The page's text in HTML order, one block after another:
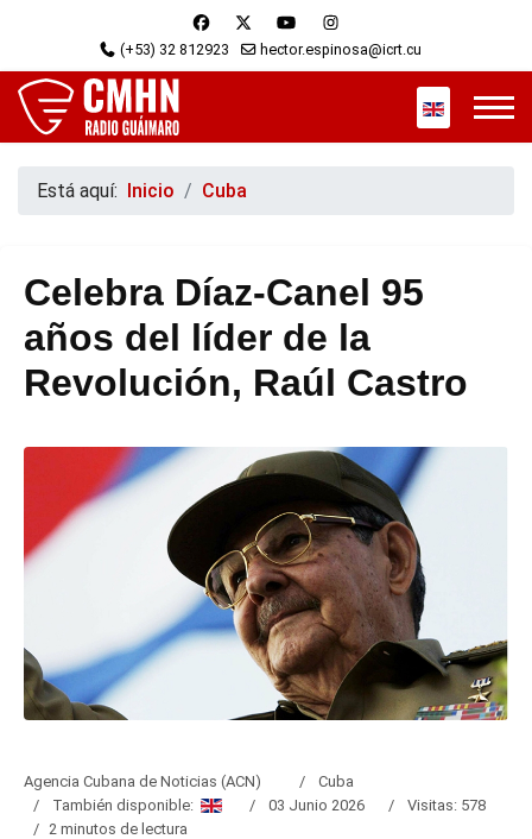
(+53) 32 812923 hector.espinosa@icrt.cu
Seleccione
Está aquí: Inicio Cuba
Celebra Díaz-Canel 95
años del líder de la
Revolución, Raúl Castro
Agencia Cubana de Noticias (ACN)
Cuba
También disponible:
03 Junio 2026
Visitas: 578
2 minutos de lectura